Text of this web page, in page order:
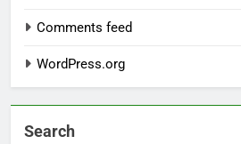
Comments feed
WordPress.org
Search